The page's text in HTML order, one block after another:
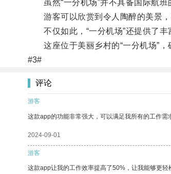
虽然“一分机场”并不具备国际航班
游客可以欣赏到令人陶醉的美景，
不仅如此，“一分机场”还提供了丰
这座位于美丽乡村的“一分机场”，
#3#
评论
游客
这款app的功能非常强大，可以满足我所有的工作需
2024-09-01
游客
这款app让我的工作效率提高了50%，让我能够更